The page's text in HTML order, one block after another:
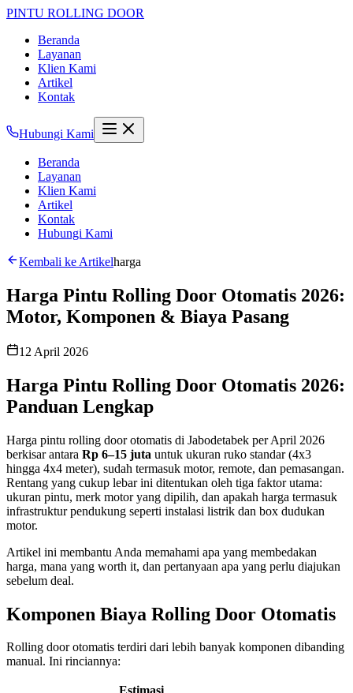
PINTU ROLLING DOOR
Beranda
Layanan
Klien Kami
Artikel
Kontak
Hubungi Kami
Beranda
Layanan
Klien Kami
Artikel
Kontak
Hubungi Kami
Kembali ke Artikelharga
Harga Pintu Rolling Door Otomatis 2026:
Motor, Komponen & Biaya Pasang
12 April 2026
Harga Pintu Rolling Door Otomatis 2026:
Panduan Lengkap
Harga pintu rolling door otomatis di Jabodetabek per April 2026
berkisar antara Rp 6–15 juta untuk ukuran ruko standar (4x3
hingga 4x4 meter), sudah termasuk motor, remote, dan pemasangan.
Rentang yang cukup lebar ini ditentukan oleh tiga faktor utama:
ukuran pintu, merk motor yang dipilih, dan apakah harga termasuk
infrastruktur pendukung seperti instalasi listrik dan box dudukan
motor.
Artikel ini membantu Anda memahami apa yang membedakan
harga, mana yang worth it, dan pertanyaan apa yang perlu diajukan
sebelum deal.
Komponen Biaya Rolling Door Otomatis
Rolling door otomatis terdiri dari lebih banyak komponen dibanding
manual. Ini rinciannya: